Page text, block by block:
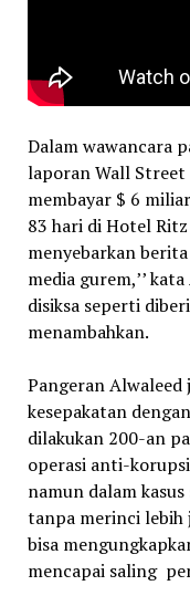
Dalam wawancara
laporan Wall Street
membayar $ 6
83 hari di Hotel Ritz
menyebarkan
media gurem,’’
disiksa seperti
menambahkan.
Pangeran
kesepakatan
dilakukan 200-an
operasi anti-
namun dalam kasus
tanpa merinci lebih
bisa
mencapai saling